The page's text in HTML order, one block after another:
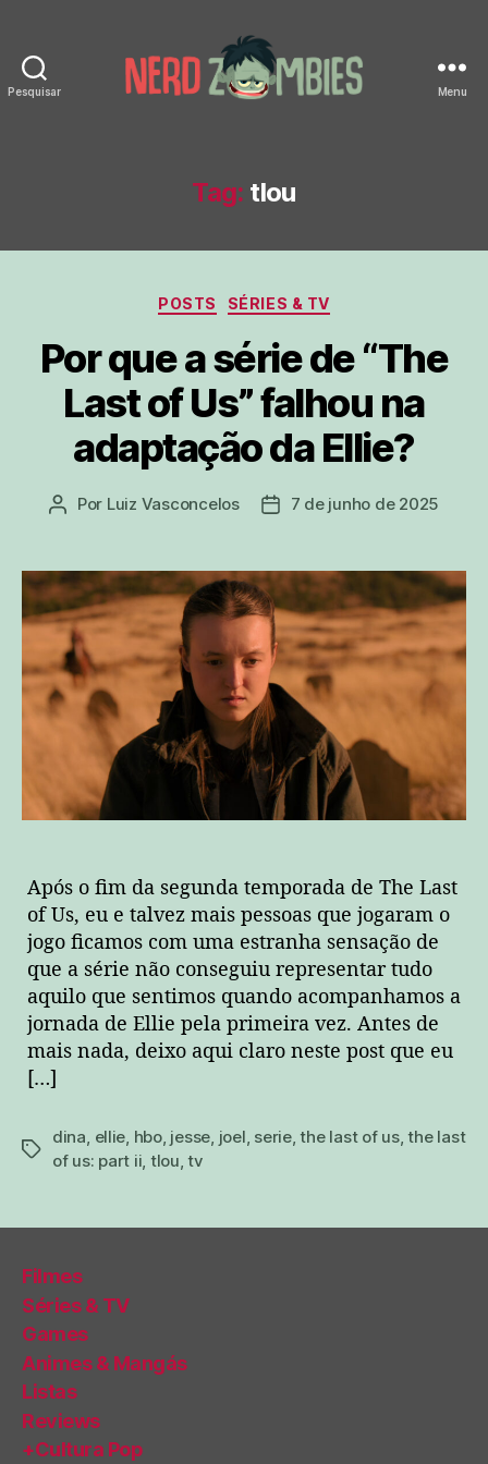
Pesquisar Menu
Tag: tlou
Categorias
POSTS SÉRIES & TV
Por que a série de “The
Last of Us” falhou na
adaptação da Ellie?
Autor
Por Luiz Vasconcelos
Data7 de junho de 2025
Após o fim da segunda temporada de The Last
of Us, eu e talvez mais pessoas que jogaram o
jogo ficamos com uma estranha sensação de
que a série não conseguiu representar tudo
aquilo que sentimos quando acompanhamos a
jornada de Ellie pela primeira vez. Antes de
mais nada, deixo aqui claro neste post que eu
[…]
tags
dina, ellie, hbo, jesse, joel, serie,the last of us,the last
of us: part ii, tlou,tv
Filmes
Séries & TV
Games
Animes & Mangás
Listas
Reviews
+Cultura Pop